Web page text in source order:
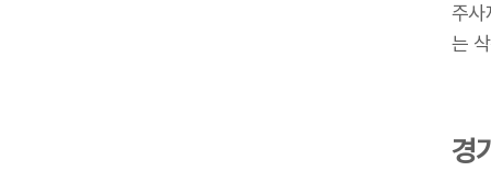
주사
는
경